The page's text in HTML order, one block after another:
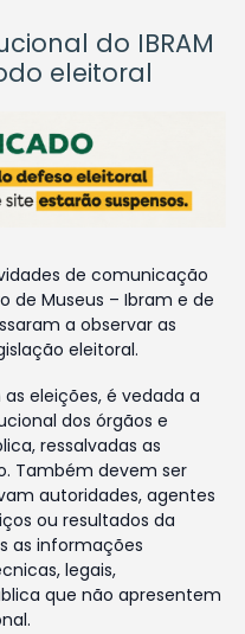
do IBRAM
eleitoral
de comunicação
de Museus – Ibram e de
a observar as
eleitoral.
eleições, é vedada a
dos órgãos e
ressalvadas as
Também devem ser
autoridades, agentes
ou resultados da
as informações
legais,
que não apresentem